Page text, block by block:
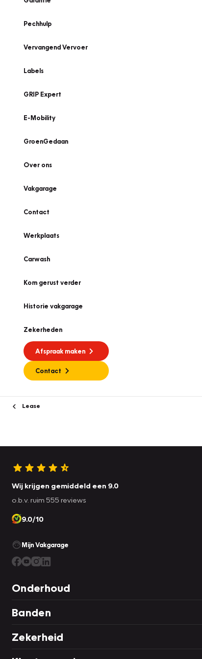
Pechhulp
Vervangend Vervoer
Labels
GRIP Expert
E-Mobility
GroenGedaan
Over ons
Vakgarage
Contact
Werkplaats
Carwash
Kom gerust verder
Historie vakgarage
Zekerheden
Afspraak maken
Contact
Lease
Wij krijgen gemiddeld een 9.0
o.b.v. ruim 555 reviews
9.0/10
Mijn Vakgarage
Onderhoud
Banden
Zekerheid